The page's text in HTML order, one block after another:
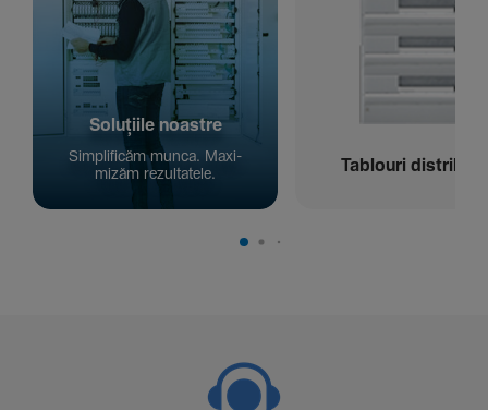
Solu­țiile noastre
Simpli­ficăm munca. Maxi­
mizăm rezul­ta­tele.
Tablouri